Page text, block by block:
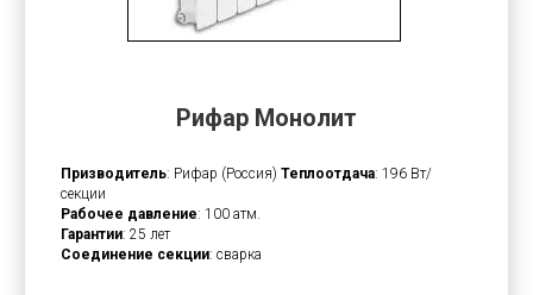
Рифар Монолит
Призводитель: Рифар (Россия) Теплоотдача: 196 Вт/
секции
Рабочее давление: 100 атм.
Гарантии: 25 лет
Соединение секции: сварка